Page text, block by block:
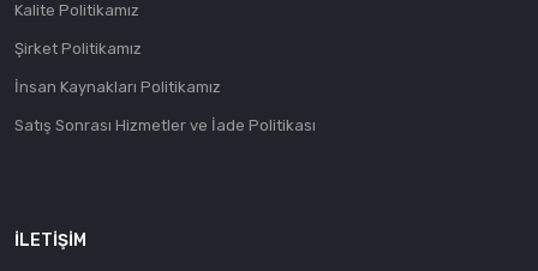
Kalite Politikamız
Şirket Politikamız
İnsan Kaynakları Politikamız
Satış Sonrası Hizmetler ve İade Politikası
İLETIŞIM